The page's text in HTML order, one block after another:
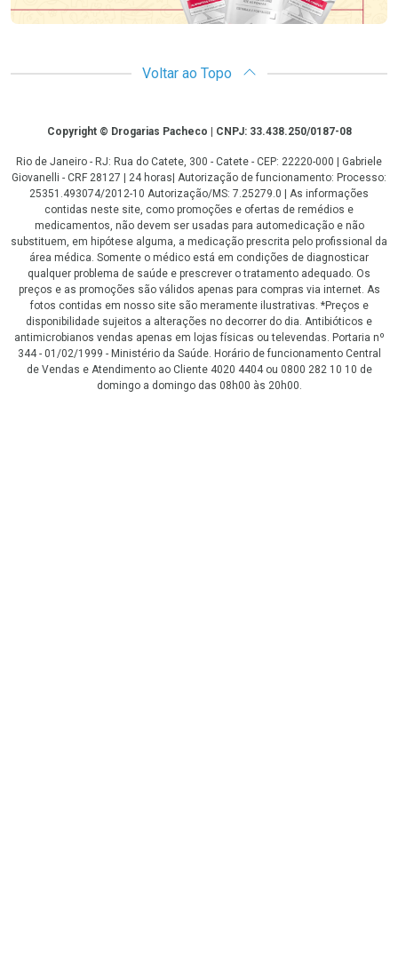
Voltar ao Topo
CopyrightCopyright © Drogarias Pacheco | CNPJ: 33.438.250/0187-08
Rio de Janeiro - RJ: Rua do Catete, 300 - Catete - CEP: 22220-000 | Gabriele
Giovanelli - CRF 28127 | 24 horas| Autorização de funcionamento: Processo:
25351.493074/2012-10 Autorização/MS: 7.25279.0 | As informações
contidas neste site, como promoções e ofertas de remédios e
medicamentos, não devem ser usadas para automedicação e não
substituem, em hipótese alguma, a medicação prescrita pelo profissional da
área médica. Somente o médico está em condições de diagnosticar
qualquer problema de saúde e prescrever o tratamento adequado. Os
preços e as promoções são válidos apenas para compras via internet. As
fotos contidas em nosso site são meramente ilustrativas. *Preços e
disponibilidade sujeitos a alterações no decorrer do dia. Antibióticos e
antimicrobianos vendas apenas em lojas físicas ou televendas. Portaria nº
344 - 01/02/1999 - Ministério da Saúde. Horário de funcionamento Central
de Vendas e Atendimento ao Cliente 4020 4404 ou 0800 282 10 10 de
domingo a domingo das 08h00 às 20h00.